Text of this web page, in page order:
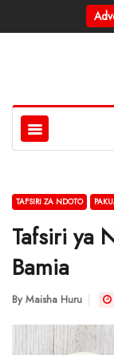
TAFSIRI ZA NDOTO
Tafsiri ya
Bamia
By Maisha Huru